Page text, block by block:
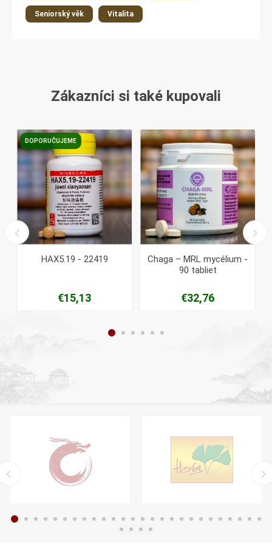
Seniorský věk Vitalita
Zákazníci si také kupovali
DOPORUČUJEME
HAX5.19 - 22419
€15,13
Chaga – MRL mycélium -
90 tabliet
€32,76